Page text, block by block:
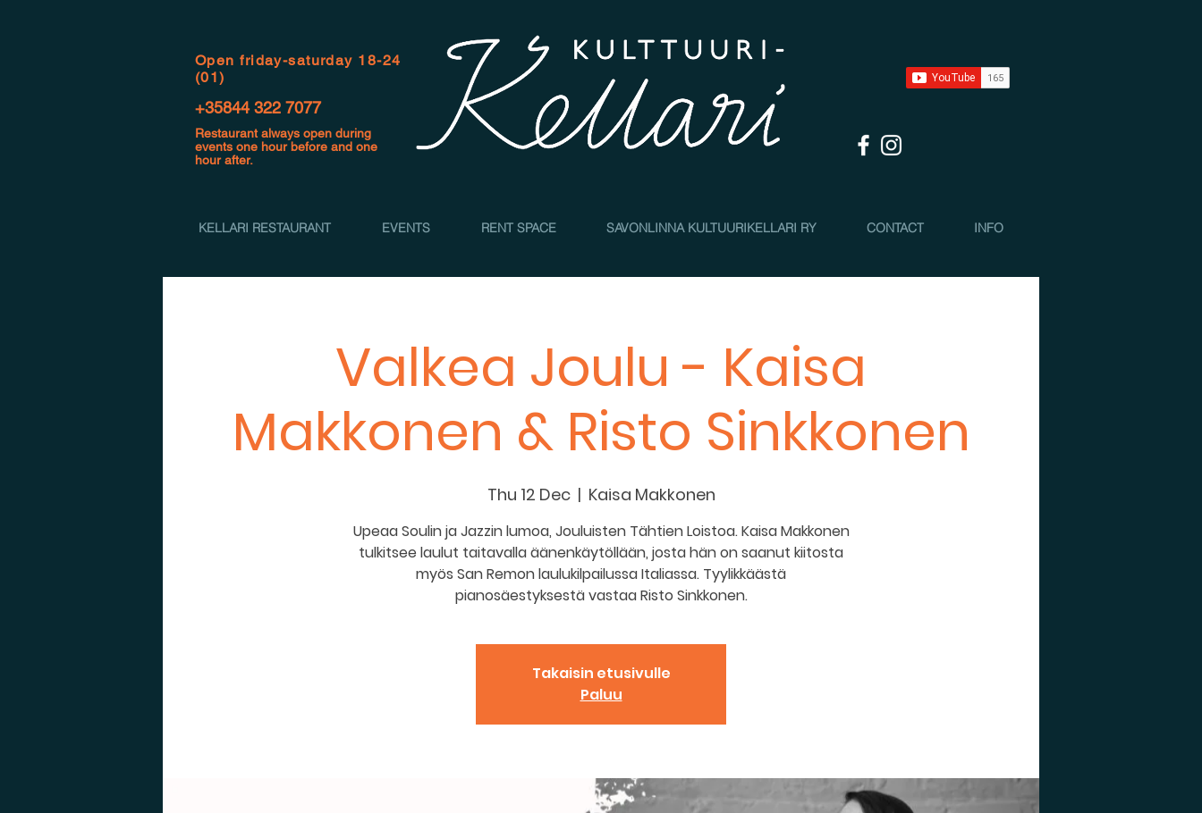
Open friday-saturday 18-24
(01)
+35844 322 7077
Restaurant always open during
events one hour before and one
hour after.
KELLARI RESTAURANT EVENTS RENT SPACE SAVONLINNA KULTUURIKELLARI RY CONTACT INFO
Valkea Joulu - Kaisa
Makkonen & Risto Sinkkonen
Thu 12 Dec
  |
Kaisa Makkonen
Upeaa Soulin ja Jazzin lumoa, Jouluisten Tähtien Loistoa. Kaisa Makkonen
tulkitsee laulut taitavalla äänenkäytöllään, josta hän on saanut kiitosta
myös San Remon laulukilpailussa Italiassa. Tyylikkäästä
pianosäestyksestä vastaa Risto Sinkkonen.
Takaisin etusivulle
Paluu